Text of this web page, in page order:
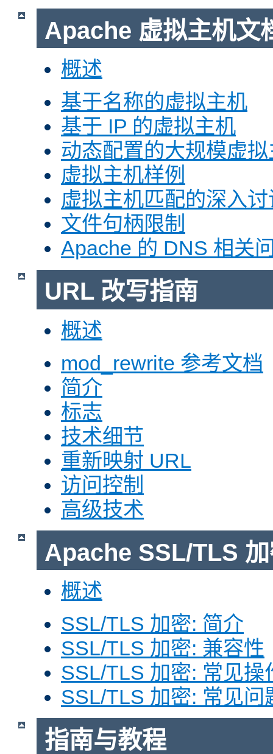
Apache 虚拟主机文
概述
基于名称的虚拟主机
基于 IP 的虚拟主机
动态配置的大规模虚
虚拟主机样例
虚拟主机匹配的深入讨
文件句柄限制
Apache 的 DNS 相关
URL 改写指南
概述
mod_rewrite 参考文档
简介
标志
技术细节
重新映射 URL
访问控制
高级技术
Apache SSL/TLS
概述
SSL/TLS 加密: 简介
SSL/TLS 加密: 兼容性
SSL/TLS 加密: 常见操
SSL/TLS 加密: 常见问
指南与教程